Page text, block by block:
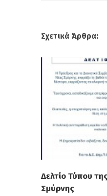
Σχετικά Άρθρα:
Δελτίο Τύπου
Σμύρνης